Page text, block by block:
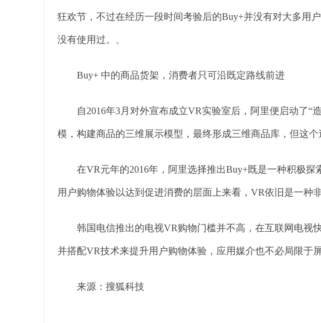
狂欢节，不过在经历一段时间考验后的Buy+并没有对大多用
没有使用过。、
Buy+ 中的商品货架，消费者只可沿既定路线前进
自2016年3月对外宣布成立VR实验室后，阿里便启动了“
模，构建商品的三维展示模型，最终形成三维商品库，但这个
在VR元年的2016年，阿里选择推出Buy+既是一种积极探
用户购物体验以达到促进消费的层面上来看，VR依旧是一种
韩国电信推出的电视VR购物门槛并不高，在互联网电视
并搭配VR技术来提升用户购物体验，应用媒介也不必局限于屏
来源：搜狐科技